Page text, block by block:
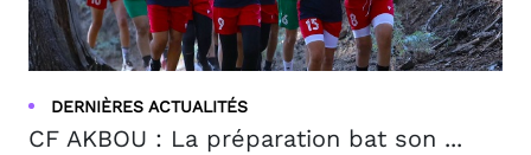
DERNIÈRES ACTUALITÉS
CF AKBOU : La préparation bat son ...